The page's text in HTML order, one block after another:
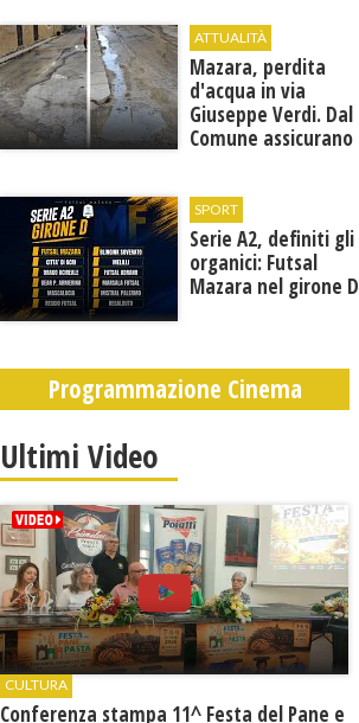
ATTUALITÀ
Mazara, perdita
d'acqua in via
Giuseppe Verdi. Dal
Comune assicurano
problema
SPORT
Serie A2, definiti gli
organici: Futsal
Mazara nel girone D
Programmazione Cinema
Ultimi Video
CULTURA
Conferenza stampa 11^ Festa del Pane e